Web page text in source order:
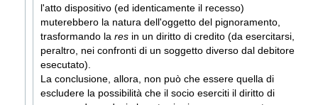
l'atto dispositivo (ed identicamente il recesso)
muterebbero la natura dell'oggetto del pignoramento,
trasformando la res in un diritto di credito (da esercitarsi,
peraltro, nei confronti di un soggetto diverso dal debitore
esecutato).
La conclusione, allora, non può che essere quella di
escludere la possibilità che il socio eserciti il diritto di